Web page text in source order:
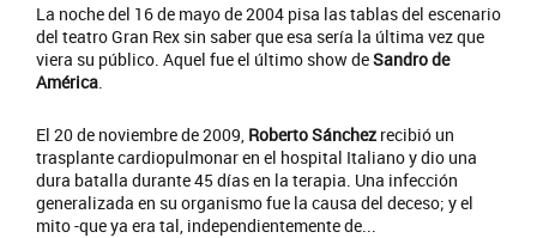
La noche del 16 de mayo de 2004 pisa las tablas del escenario
del teatro Gran Rex sin saber que esa sería la última vez que
viera su público. Aquel fue el último show deSandro de
América.
El 20 de noviembre de 2009, Roberto Sánchez recibió un
trasplante cardiopulmonar en el hospital Italiano y dio una
dura batalla durante 45 días en la terapia. Una infección
generalizada en su organismo fue la causa del deceso; y el
mito -que ya era tal, independientemente de...